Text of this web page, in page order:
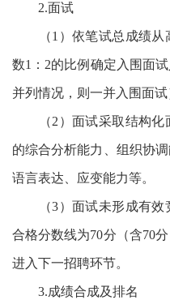
2.面试
（1）依笔试总成绩从
数1：2的比例确定入围面
并列情况，则一并入围面试
（2）面试采取结构化
的综合分析能力、组织协
语言表达、应变能力等。
（3）面试未形成有效
合格分数线为70分（含70
进入下一招聘环节。
3.成绩合成及排名